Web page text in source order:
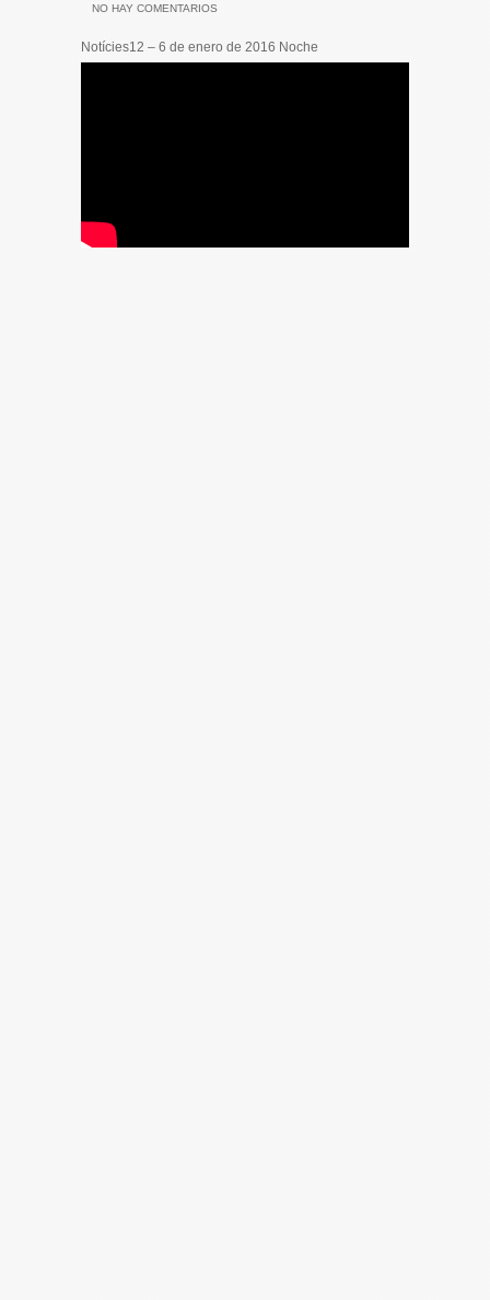
NO HAY COMENTARIOS
Notícies12 – 6 de enero de 2016 Noche